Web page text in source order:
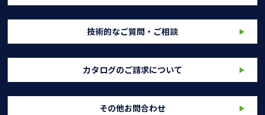
技術的なご質問・ご相談
カタログのご請求について
その他お問合わせ